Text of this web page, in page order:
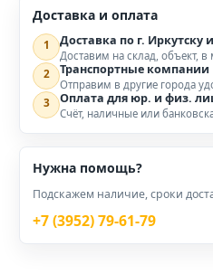
Доставка и оплата
1 Доставка по г. Иркутску
Доставим на склад, объект, в
2 Транспортные компании
Отправим в другие города
3 Оплата для юр. и физ.
Счёт, наличные или
Нужна помощь?
Подскажем наличие, сроки
+7 (3952) 79-61-79